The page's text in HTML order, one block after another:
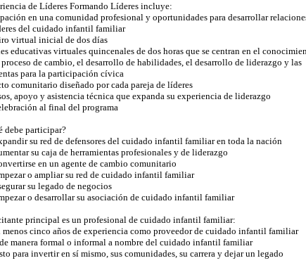
de Líderes Formando Líderes incluye:
en una comunidad profesional y oportunidades para desarrollar
del cuidado infantil familiar
virtual inicial de dos días
educativas virtuales quincenales de dos horas que se centran en el
proceso de cambio, el desarrollo de habilidades, el desarrollo de liderazgo y las
para la participación cívica
comunitario diseñado por cada pareja de líderes
apoyo y asistencia técnica que expanda su experiencia de liderazgo
al final del programa
debe participar?
su red de defensores del cuidado infantil familiar en toda la nación
su caja de herramientas profesionales y de liderazgo
en un agente de cambio comunitario
o ampliar su red de cuidado infantil familiar
su legado de negocios
o desarrollar su asociación de cuidado infantil familiar
principal es un profesional de cuidado infantil familiar:
menos cinco años de experiencia como proveedor de cuidado infantil familiar
manera formal o informal a nombre del cuidado infantil familiar
para invertir en sí mismo, sus comunidades, su carrera y dejar un legado